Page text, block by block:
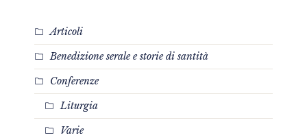
Articoli
Benedizione serale e storie di santità
Conferenze
Liturgia
Varie